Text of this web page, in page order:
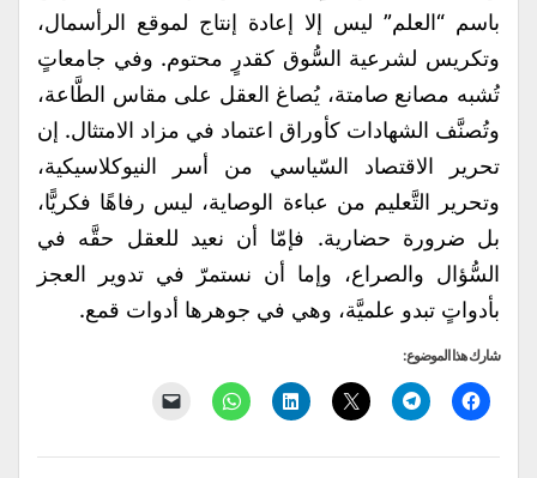
باسم “العلم” ليس إلا إعادة إنتاج لموقع الرأسمال،
وتكريس لشرعية السُّوق كقدرٍ محتوم. وفي جامعاتٍ
تُشبه مصانع صامتة، يُصاغ العقل على مقاس الطَّاعة،
وتُصنَّف الشهادات كأوراق اعتماد في مزاد الامتثال. إن
تحرير الاقتصاد السّياسي من أسر النيوكلاسيكية،
وتحرير التَّعليم من عباءة الوصاية، ليس رفاهًا فكريًّا،
بل ضرورة حضارية. فإمّا أن نعيد للعقل حقَّه في
السُّؤال والصراع، وإما أن نستمرّ في تدوير العجز
بأدواتٍ تبدو علميَّة، وهي في جوهرها أدوات قمع.
شارك هذا الموضوع:
انقر
للمشاركة
(فتح
انقر
للمشاركة
(فتح
النقر
للمشاركة
(فتح
اضغط
لتشارك
(فتح
انقر
للمشاركة
(فتح البريد